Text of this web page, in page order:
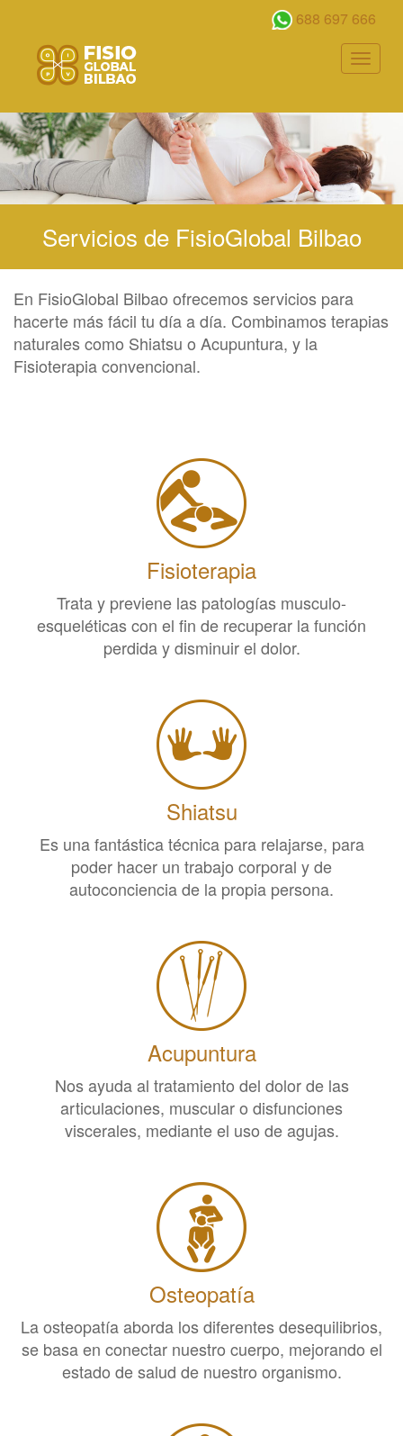
principal
Toggle
94
688 697 666
cab_osteopathy.jpg
Servicios de FisioGlobal Bilbao
En FisioGlobal Bilbao ofrecemos servicios para
hacerte más fácil tu día a día. Combinamos terapias
naturales como Shiatsu o Acupuntura, y la
Fisioterapia convencional.
Fisioterapia
Trata y previene las patologías musculo-
esqueléticas con el fin de recuperar la función
perdida y disminuir el dolor.
Shiatsu
Es una fantástica técnica para relajarse, para
poder hacer un trabajo corporal y de
autoconciencia de la propia persona.
Acupuntura
Nos ayuda al tratamiento del dolor de las
articulaciones, muscular o disfunciones
viscerales, mediante el uso de agujas.
Osteopatía
La osteopatía aborda los diferentes desequilibrios,
se basa en conectar nuestro cuerpo, mejorando el
estado de salud de nuestro organismo.